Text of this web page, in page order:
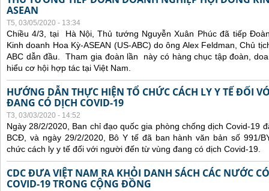
ASEAN
T5, 03/05/2020 - 13:34
Chiều 4/3, tại Hà Nội, Thủ tướng Nguyễn Xuân Phúc đã tiếp
Kinh doanh Hoa Kỳ-ASEAN (US-ABC) do ông Alex Feldman, Chủ
ABC dẫn đầu. Tham gia đoàn lần này có hàng chục tập đoàn,
hiểu cơ hội hợp tác tại Việt Nam.
HƯỚNG DẪN THỰC HIỆN TỔ CHỨC CÁCH LY Y TẾ ĐỐI
ĐANG CÓ DỊCH COVID-19
T3, 03/03/2020 - 14:52
Ngày 28/2/2020, Ban chỉ đạo quốc gia phòng chống dịch Covid-19
BCĐ, và ngày 29/2/2020, Bô Y tế đã ban hành văn bản số 991/
chức cách ly y tế đối với người đến từ vùng đang có dịch Covid-19.
CDC ĐƯA VIỆT NAM RA KHỎI DANH SÁCH CÁC NƯỚC
COVID-19 TRONG CỘNG ĐỒNG